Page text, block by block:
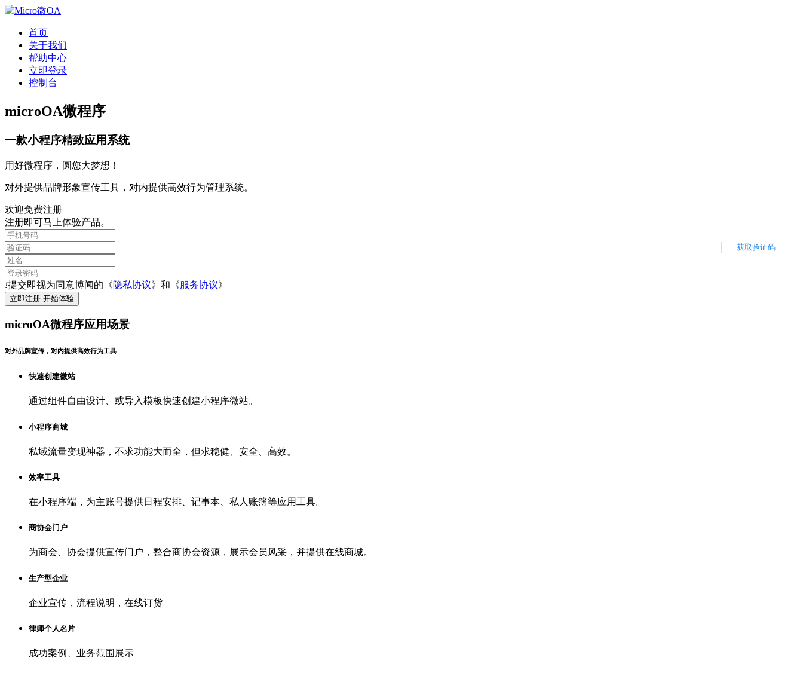
首页
关于我们
帮助中心
立即登录
控制台
microOA微程序
一款小程序精致应用系统
用好微程序，圆您大梦想！
对外提供品牌形象宣传工具，对内提供高效行为管理系统。
欢迎免费注册
注册即可马上体验产品。
!提交即视为同意博闻的《隐私协议》和《服务协议》
microOA微程序应用场景
对外品牌宣传，对内提供高效行为工具
快速创建微站
通过组件自由设计、或导入模板快速创建小程序微站。
小程序商城
私域流量变现神器，不求功能大而全，但求稳健、安全、高效。
效率工具
在小程序端，为主账号提供日程安排、记事本、私人账簿等应用工具。
商协会门户
为商会、协会提供宣传门户，整合商协会资源，展示会员风采，并提供在线商城。
生产型企业
企业宣传，流程说明，在线订货
律师个人名片
成功案例、业务范围展示